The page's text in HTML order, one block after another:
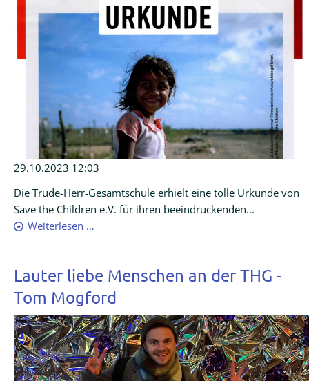
29.10.2023 12:03
Die Trude-Herr-Gesamtschule erhielt eine tolle Urkunde von
Save the Children e.V. für ihren beeindruckenden...
Weiterlesen …
Lauter liebe Menschen an der THG -
Tom Mogford